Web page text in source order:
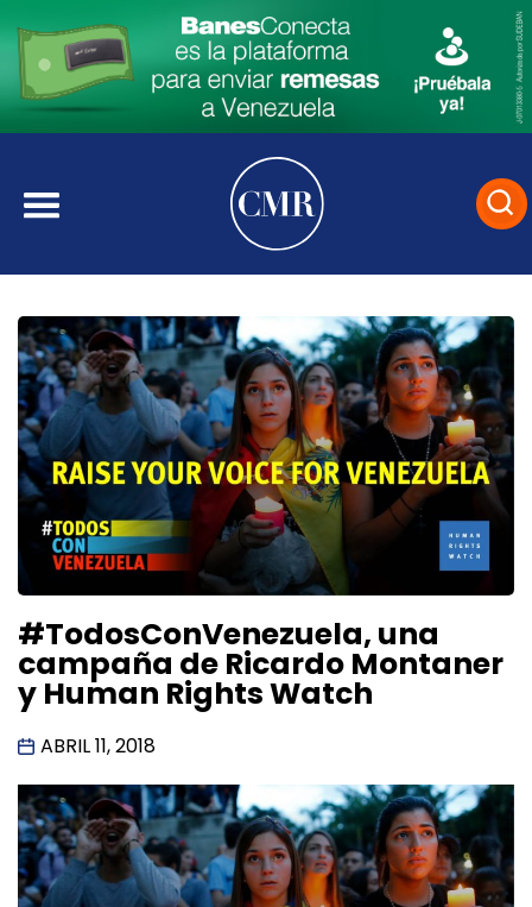
#TodosConVenezuela, una
campaña de Ricardo Montaner
y Human Rights Watch
ABRIL 11, 2018